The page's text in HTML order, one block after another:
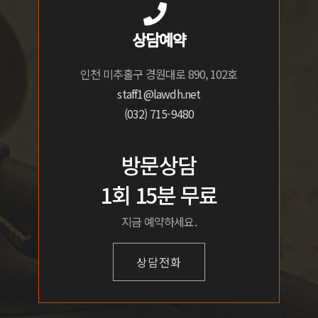
상담예약
인천 미추홀구 경원대로 890, 102호
staff1@lawdh.net
(032) 715-9480
방문상담
1회 15분 무료
지금 예약하세요.
상담전화